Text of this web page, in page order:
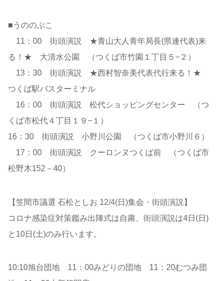
■うののぶこ
11：00 街頭演説 ★青山大人青年局長(県連代表)来
る！★ 大清水公園 （つくば市竹園１丁目５−２）
13：30 街頭演説 ★西村智奈美代表代行来る！★
つくば駅バスターミナル
16：00 街頭演説 松代ショッピングセンター （つ
くば市松代４丁目１９−１）
16：30 街頭演説 小野川公園 （つくば市小野川６）
17：00 街頭演説 クーロンヌつくば前 （つくば市
松野木152－40）
【笠間市議選 石松としお 12/4(日)集会・街頭演説】
コロナ感染症対策鑑み出陣式は自粛、街頭演説は4日(日)
と10日(土)のみ行います。
10:10旭台団地 11：00みどりの団地 11：20むつみ団